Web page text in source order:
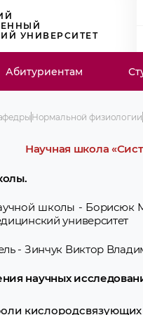
УНИВЕРСИТЕТ
Абитуриентам
Нормальной физиологии
Научная школа
школы - Борисюк
университет
- Зинчук Виктор
научных